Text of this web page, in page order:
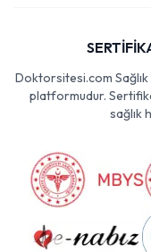
Doktorsitesi.com Sağlık
platformudur.
sağlık